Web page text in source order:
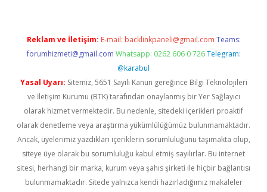
Reklam ve İletişim: E-mail: backlinkpaneli@gmail.com Teams:
forumhizmeti@gmail.com Whatsapp: 0262 606 0 726 Telegram:
@karabul
Yasal Uyarı: Sitemiz, 5651 Sayılı Kanun gereğince Bilgi Teknolojileri
ve İletişim Kurumu (BTK) tarafından onaylanmış bir Yer Sağlayıcı
olarak hizmet vermektedir. Bu nedenle, sitedeki içerikleri proaktif
olarak denetleme veya araştırma yükümlülüğümüz bulunmamaktadır.
Ancak, üyelerimiz yazdıkları içeriklerin sorumluluğunu taşımakta olup,
siteye üye olarak bu sorumluluğu kabul etmiş sayılırlar. Bu internet
sitesi, herhangi bir marka, kurum veya şahıs şirketi ile hiçbir bağlantısı
bulunmamaktadır. Sitede yalnızca kendi hazırladığımız makaleler